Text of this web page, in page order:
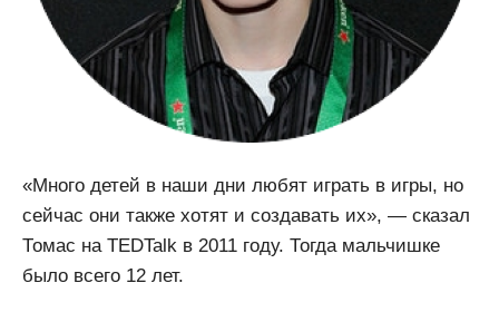
«Много детей в наши дни любят играть в игры, но
сейчас они также хотят и создавать их», — сказал
Томас на TEDTalk в 2011 году. Тогда мальчишке
было всего 12 лет.